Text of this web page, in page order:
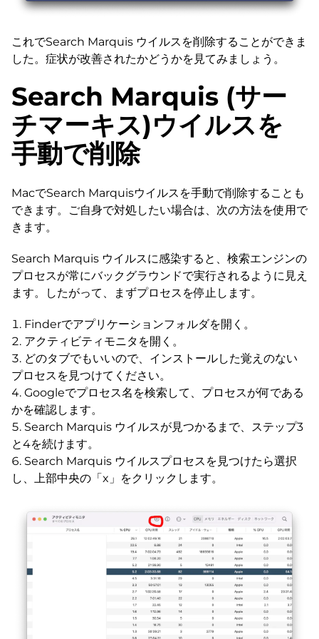
これでSearch Marquis ウイルスを削除することができま
した。症状が改善されたかどうかを見てみましょう。
Search Marquis (サー
チマーキス)ウイルスを
手動で削除
MacでSearch Marquisウイルスを手動で削除することも
できます。ご自身で対処したい場合は、次の方法を使用で
きます。
Search Marquis ウイルスに感染すると、検索エンジンの
プロセスが常にバックグラウンドで実行されるように見え
ます。したがって、まずプロセスを停止します。
Finderでアプリケーションフォルダを開く。
アクティビティモニタを開く。
どのタブでもいいので、インストールした覚えのない
プロセスを見つけてください。
Googleでプロセス名を検索して、プロセスが何である
かを確認します。
Search Marquis ウイルスが見つかるまで、ステップ3
と4を続けます。
Search Marquis ウイルスプロセスを見つけたら選択
し、上部中央の「x」をクリックします。